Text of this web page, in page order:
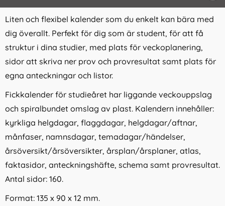
Liten och flexibel kalender som du enkelt kan bära med
dig överallt. Perfekt för dig som är student, för att få
struktur i dina studier, med plats för veckoplanering,
sidor att skriva ner prov och provresultat samt plats för
egna anteckningar och listor.
Fickkalender för studieåret har liggande veckouppslag
och spiralbundet omslag av plast. Kalendern innehåller:
kyrkliga helgdagar, flaggdagar, helgdagar/aftnar,
månfaser, namnsdagar, temadagar/händelser,
årsöversikt/årsöversikter, årsplan/årsplaner, atlas,
faktasidor, anteckningshäfte, schema samt provresultat.
Antal sidor: 160.
Format: 135 x 90 x 12 mm.